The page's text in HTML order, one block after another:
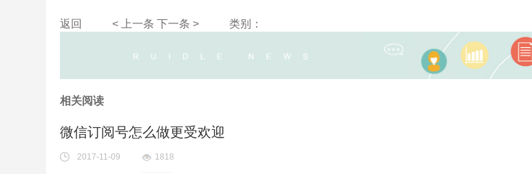
返回 < 上一条 下一条 > 类别：
相关阅读
微信订阅号怎么做更受欢迎
2017-11-09 1818